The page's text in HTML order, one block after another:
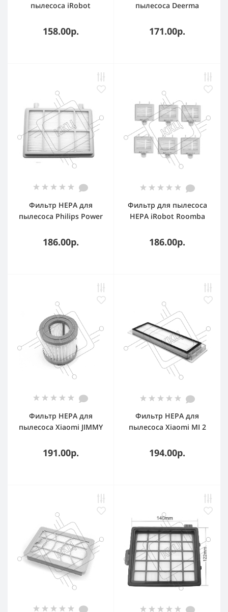
пылесоса iRobot
серий
158.00р.
пылесоса Deerma
171.00р.
Фильтр HEPA для
пылесоса Philips Power
FC9332/09 FC8010/01
186.00р.
Фильтр для пылесоса
HEPA iRobot Roomba
186.00р.
Фильтр HEPA для
пылесоса Xiaomi JIMMY
191.00р.
Фильтр HEPA для
пылесоса Xiaomi MI 2
T6 T7 T7 PRO
194.00р.